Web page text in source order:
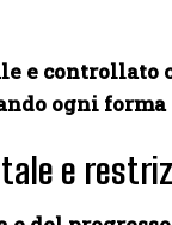
e controllato
ogni
e